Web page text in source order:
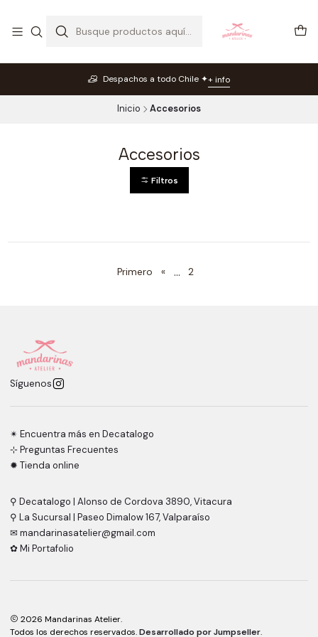
Despachos a todo Chile ✦+ info
Inicio Accesorios
Accesorios
Filtros
Primero « ... 2
Síguenos
✴︎ Encuentra más en Decatalogo
⊹ Preguntas Frecuentes
✹ Tienda online
⚲ Decatalogo | Alonso de Cordova 3890, Vitacura
⚲ La Sucursal | Paseo Dimalow 167, Valparaíso
✉ mandarinasatelier@gmail.com
✿ Mi Portafolio
2026 Mandarinas Atelier.
Todos los derechos reservados.Desarrollado por Jumpseller.